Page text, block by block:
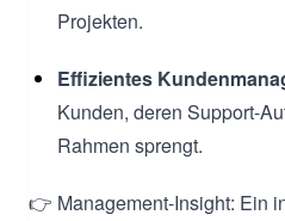
Projekten.
Effizientes
Kunden, deren Support-
Rahmen sprengt.
👉 Management-Insight: Ein